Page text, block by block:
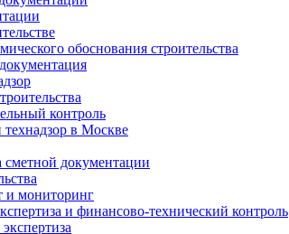
обоснования строительства
контроль
в Москве
сметной документации
и мониторинг
и финансово-технический контроль